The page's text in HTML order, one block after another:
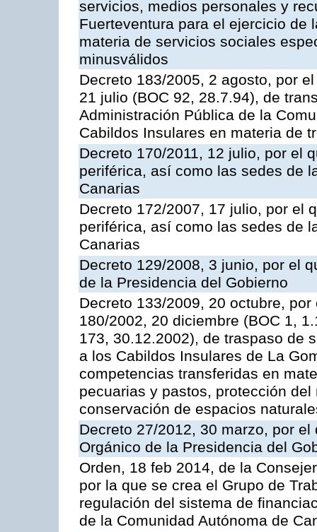
servicios, medios personales y
Fuerteventura para el ejercicio de
materia de servicios sociales
minusválidos
Decreto 183/2005, 2 agosto, por
21 julio (BOC 92, 28.7.94), de
Administración Pública de la
Cabildos Insulares en materia de
Decreto 170/2011, 12 julio, por el
periférica, así como las sedes de
Canarias
Decreto 172/2007, 17 julio, por el
periférica, así como las sedes de
Canarias
Decreto 129/2008, 3 junio, por el
de la Presidencia del Gobierno
Decreto 133/2009, 20 octubre,
180/2002, 20 diciembre (BOC 1,
173, 30.12.2002), de traspaso de
a los Cabildos Insulares de La
competencias transferidas en
pecuarias y pastos, protección
conservación de espacios
Decreto 27/2012, 30 marzo, por
Orgánico de la Presidencia del
Orden, 18 feb 2014, de la
por la que se crea el Grupo de
regulación del sistema de
de la Comunidad Autónoma de